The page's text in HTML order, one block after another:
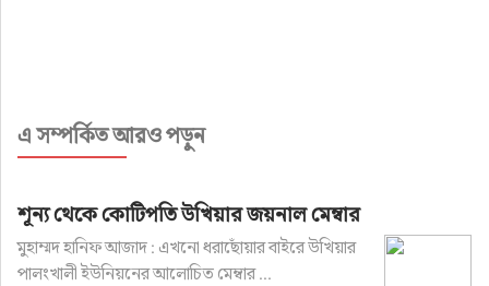
এ সম্পর্কিত আরও পড়ুন
শূন্য থেকে কোটিপতি উখিয়ার জয়নাল মেম্বার
মুহাম্মদ হানিফ আজাদ : এখনো ধরাছোঁয়ার বাইরে উখিয়ার
পালংখালী ইউনিয়নের আলোচিত মেম্বার ...